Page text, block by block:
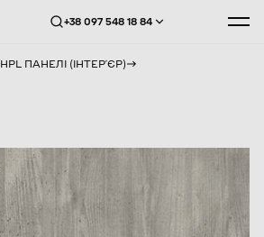
+38 097 548 18 84
HPL ПАНЕЛІ (ІНТЕРʼЄР)